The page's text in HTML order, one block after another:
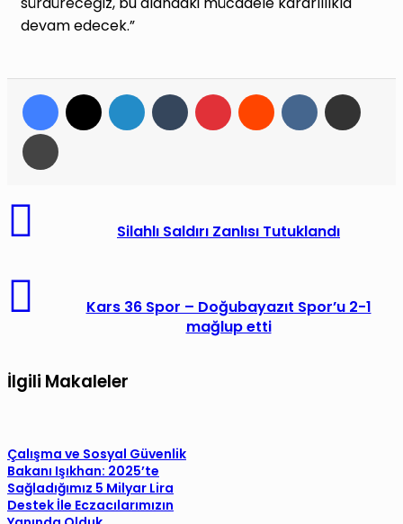
devam edecek.”
Facebook LinkedIn Tumblr PinterestReddit VKontakte
Yazdır
Silahlı Saldırı Zanlısı Tutuklandı
Doğubayazıt
mağlup
etti
Kars 36 Spor – Doğubayazıt Spor’u 2-1
mağlup etti
İlgili Makaleler
Çalışma ve Sosyal Güvenlik
Bakanı Işıkhan: 2025’te
Sağladığımız 5 Milyar Lira
Destek İle Eczacılarımızın